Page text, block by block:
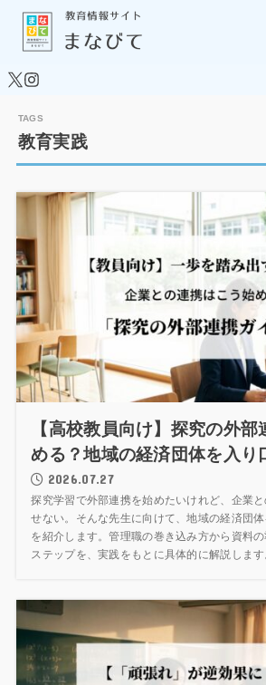
教育実践
【高校教員向け】探究の外
める？地域の経済団体を入り
2026.07.27
探究学習で外部連携を始めたいけれど、企業
せない。そんな先生に向けて、地域の経済団
を紹介します。管理職の巻き込み方から資料
ステップを、実践をもとに具体的に解説します